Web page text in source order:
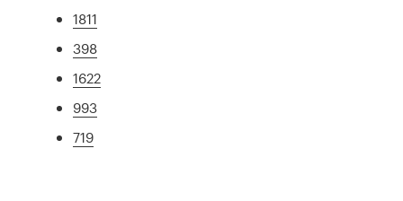
1811
398
1622
993
719